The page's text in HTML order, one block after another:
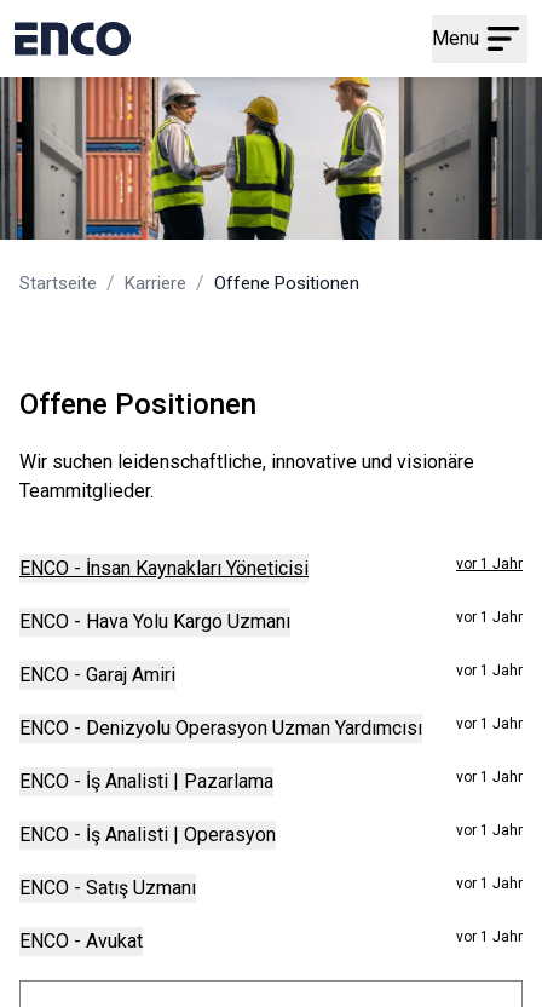
Menu
Startseite / Karriere / Offene Positionen
Offene Positionen
Wir suchen leidenschaftliche, innovative und visionäre
Teammitglieder.
ENCO - İnsan Kaynakları Yöneticisi vor 1 Jahr
ENCO - Hava Yolu Kargo Uzmanı vor 1 Jahr
ENCO - Garaj Amiri vor 1 Jahr
ENCO - Denizyolu Operasyon Uzman Yardımcısı vor 1 Jahr
ENCO - İş Analisti | Pazarlama vor 1 Jahr
ENCO - İş Analisti | Operasyon vor 1 Jahr
ENCO - Satış Uzmanı vor 1 Jahr
ENCO - Avukat vor 1 Jahr